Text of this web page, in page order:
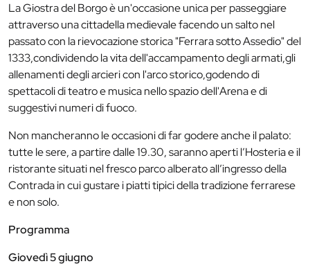
La Giostra del Borgo è un'occasione unica per passeggiare
attraverso una cittadella medievale facendo un salto nel
passato con la rievocazione storica "Ferrara sotto Assedio" del
1333,condividendo la vita dell'accampamento degli armati,gli
allenamenti degli arcieri con l'arco storico,godendo di
spettacoli di teatro e musica nello spazio dell'Arena e di
suggestivi numeri di fuoco.
Non mancheranno le occasioni di far godere anche il palato:
tutte le sere, a partire dalle 19.30, saranno aperti l’Hosteria e il
ristorante situati nel fresco parco alberato all’ingresso della
Contrada in cui gustare i piatti tipici della tradizione ferrarese
e non solo.
Programma
Giovedì 5 giugno